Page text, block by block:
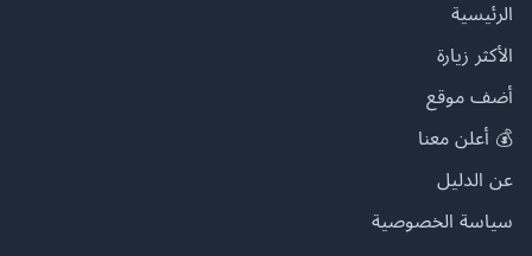
الرئيسية
الأكثر زيارة
أضف موقع
💰 أعلن معنا
عن الدليل
سياسة الخصوصية